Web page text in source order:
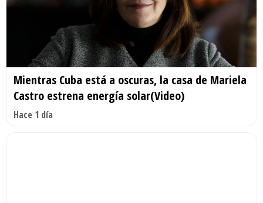
Mientras Cuba está a oscuras, la casa de Mariela
Castro estrena energía solar(Video)
Hace 1 día